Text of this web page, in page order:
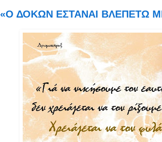
«Ο ΔΟΚΩΝ ΕΣΤΑΝΑΙ ΒΛΕΠΕΤΩ ΜΗ